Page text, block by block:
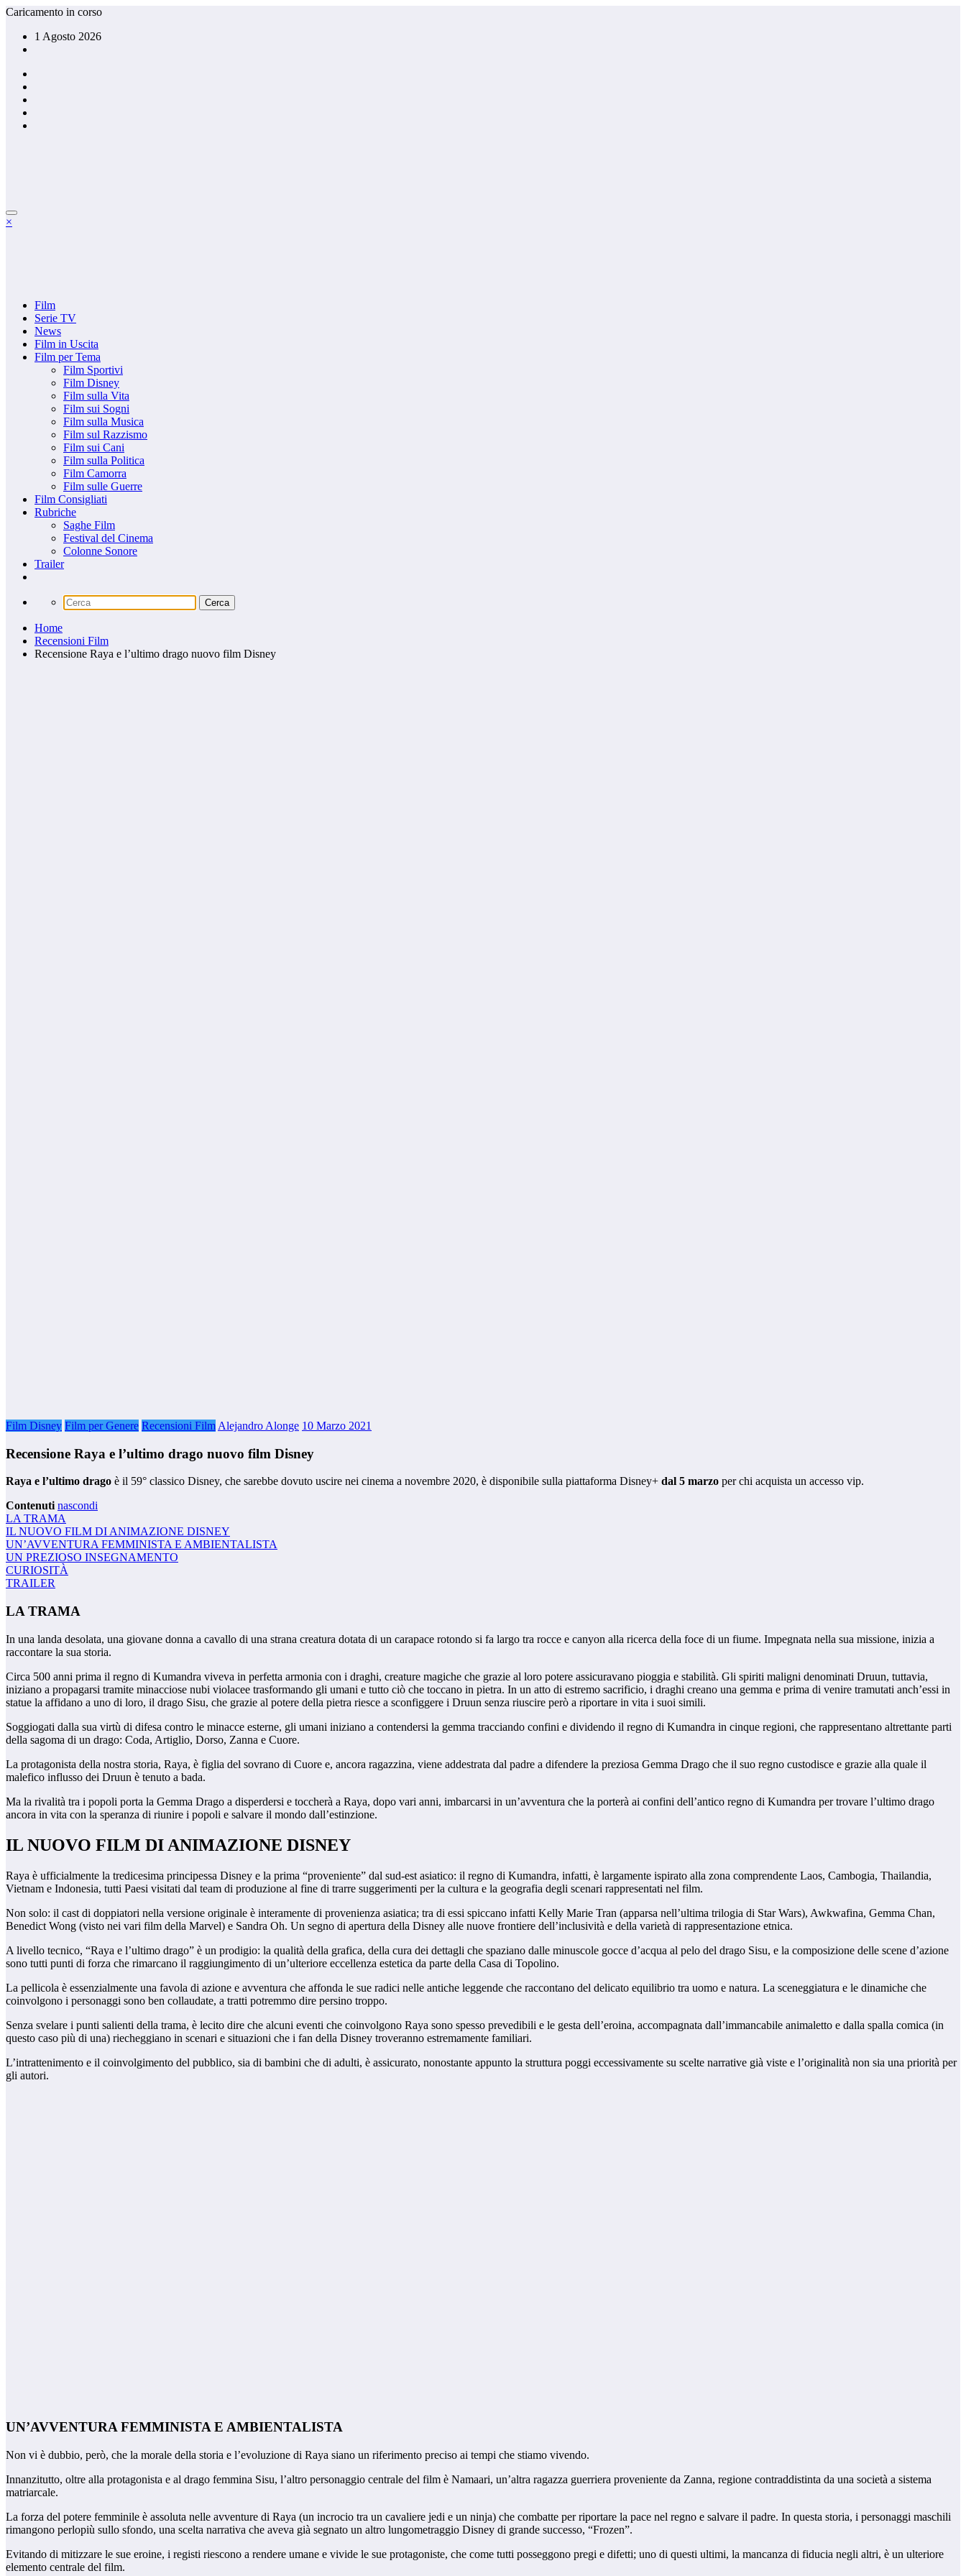
Vai
contenuto
Caricamento in corso
1 Agosto 2026
×
Film
Serie TV
News
Film in Uscita
Film per Tema
Film Sportivi
Film Disney
Film sulla Vita
Film sui Sogni
Film sulla Musica
Film sul Razzismo
Film sui Cani
Film sulla Politica
Film Camorra
Film sulle Guerre
Film Consigliati
Rubriche
Saghe Film
Festival del Cinema
Colonne Sonore
Trailer
Home
Recensioni Film
Recensione Raya e l’ultimo drago nuovo film Disney
Film Disney Film per Genere Recensioni Film Alejandro Alonge 10 Marzo 2021
Recensione Raya e l’ultimo drago nuovo film Disney
Raya e l’ultimo drago è il 59° classico Disney, che sarebbe dovuto uscire nei cinema a novembre 2020, è disponibile sulla piattaforma Disney+ dal 5 marzo per chi acquista un accesso vip.
Contenuti nascondi
LA TRAMA
IL NUOVO FILM DI ANIMAZIONE DISNEY
UN’AVVENTURA FEMMINISTA E AMBIENTALISTA
UN PREZIOSO INSEGNAMENTO
CURIOSITÀ
TRAILER
LA TRAMA
In una landa desolata, una giovane donna a cavallo di una strana creatura dotata di un carapace rotondo si fa largo tra rocce e canyon alla ricerca della foce di un fiume. Impegnata nella sua missione, inizia a
raccontare la sua storia.
Circa 500 anni prima il regno di Kumandra viveva in perfetta armonia con i draghi, creature magiche che grazie al loro potere assicuravano pioggia e stabilità. Gli spiriti maligni denominati Druun, tuttavia,
iniziano a propagarsi tramite minacciose nubi violacee trasformando gli umani e tutto ciò che toccano in pietra. In un atto di estremo sacrificio, i draghi creano una gemma e prima di venire tramutati anch’essi in
statue la affidano a uno di loro, il drago Sisu, che grazie al potere della pietra riesce a sconfiggere i Druun senza riuscire però a riportare in vita i suoi simili.
Soggiogati dalla sua virtù di difesa contro le minacce esterne, gli umani iniziano a contendersi la gemma tracciando confini e dividendo il regno di Kumandra in cinque regioni, che rappresentano altrettante parti
della sagoma di un drago: Coda, Artiglio, Dorso, Zanna e Cuore.
La protagonista della nostra storia, Raya, è figlia del sovrano di Cuore e, ancora ragazzina, viene addestrata dal padre a difendere la preziosa Gemma Drago che il suo regno custodisce e grazie alla quale il
malefico influsso dei Druun è tenuto a bada.
Ma la rivalità tra i popoli porta la Gemma Drago a disperdersi e toccherà a Raya, dopo vari anni, imbarcarsi in un’avventura che la porterà ai confini dell’antico regno di Kumandra per trovare l’ultimo drago
ancora in vita con la speranza di riunire i popoli e salvare il mondo dall’estinzione.
IL NUOVO FILM DI ANIMAZIONE DISNEY
Raya è ufficialmente la tredicesima principessa Disney e la prima “proveniente” dal sud-est asiatico: il regno di Kumandra, infatti, è largamente ispirato alla zona comprendente Laos, Cambogia, Thailandia,
Vietnam e Indonesia, tutti Paesi visitati dal team di produzione al fine di trarre suggerimenti per la cultura e la geografia degli scenari rappresentati nel film.
Non solo: il cast di doppiatori nella versione originale è interamente di provenienza asiatica; tra di essi spiccano infatti Kelly Marie Tran (apparsa nell’ultima trilogia di Star Wars), Awkwafina, Gemma Chan,
Benedict Wong (visto nei vari film della Marvel) e Sandra Oh. Un segno di apertura della Disney alle nuove frontiere dell’inclusività e della varietà di rappresentazione etnica.
A livello tecnico, “Raya e l’ultimo drago” è un prodigio: la qualità della grafica, della cura dei dettagli che spaziano dalle minuscole gocce d’acqua al pelo del drago Sisu, e la composizione delle scene d’azione
sono tutti punti di forza che rimarcano il raggiungimento di un’ulteriore eccellenza estetica da parte della Casa di Topolino.
La pellicola è essenzialmente una favola di azione e avventura che affonda le sue radici nelle antiche leggende che raccontano del delicato equilibrio tra uomo e natura. La sceneggiatura e le dinamiche che
coinvolgono i personaggi sono ben collaudate, a tratti potremmo dire persino troppo.
Senza svelare i punti salienti della trama, è lecito dire che alcuni eventi che coinvolgono Raya sono spesso prevedibili e le gesta dell’eroina, accompagnata dall’immancabile animaletto e dalla spalla comica (in
questo caso più di una) riecheggiano in scenari e situazioni che i fan della Disney troveranno estremamente familiari.
L’intrattenimento e il coinvolgimento del pubblico, sia di bambini che di adulti, è assicurato, nonostante appunto la struttura poggi eccessivamente su scelte narrative già viste e l’originalità non sia una priorità per
gli autori.
UN’AVVENTURA FEMMINISTA E AMBIENTALISTA
Non vi è dubbio, però, che la morale della storia e l’evoluzione di Raya siano un riferimento preciso ai tempi che stiamo vivendo.
Innanzitutto, oltre alla protagonista e al drago femmina Sisu, l’altro personaggio centrale del film è Namaari, un’altra ragazza guerriera proveniente da Zanna, regione contraddistinta da una società a sistema
matriarcale.
La forza del potere femminile è assoluta nelle avventure di Raya (un incrocio tra un cavaliere jedi e un ninja) che combatte per riportare la pace nel regno e salvare il padre. In questa storia, i personaggi maschili
rimangono perlopiù sullo sfondo, una scelta narrativa che aveva già segnato un altro lungometraggio Disney di grande successo, “Frozen”.
Evitando di mitizzare le sue eroine, i registi riescono a rendere umane e vivide le sue protagoniste, che come tutti posseggono pregi e difetti; uno di questi ultimi, la mancanza di fiducia negli altri, è un ulteriore
elemento centrale del film.